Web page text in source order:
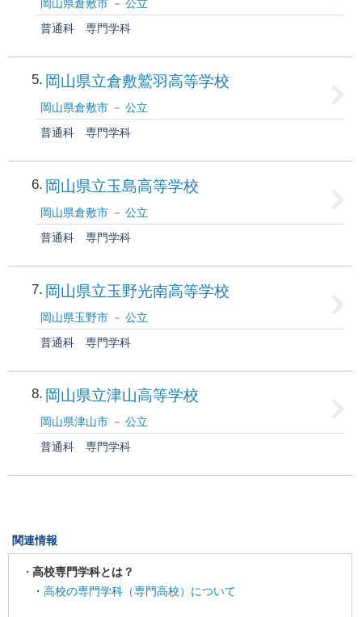
岡山県倉敷市
公立
普通科
専門学科
5 岡山県立倉敷鷲羽高等学校
岡山県倉敷市
公立
普通科
専門学科
6 岡山県立玉島高等学校
岡山県倉敷市
公立
普通科
専門学科
7 岡山県立玉野光南高等学校
岡山県玉野市
公立
普通科
専門学科
8 岡山県立津山高等学校
岡山県津山市
公立
普通科
専門学科
関連情報
高校専門学科とは？
・ 高校の専門学科（専門高校）について